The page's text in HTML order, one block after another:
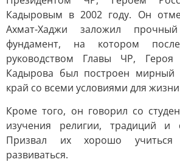
Кадыровым в 2002 году. Он
Ахмат-Хаджи заложил
фундамент, на котором
руководством Главы ЧР, Героя
Кадырова был построен
край со всеми условиями для
Кроме того, он говорил со
изучения религии, традиций и
Призвал их хорошо учиться
развиваться.